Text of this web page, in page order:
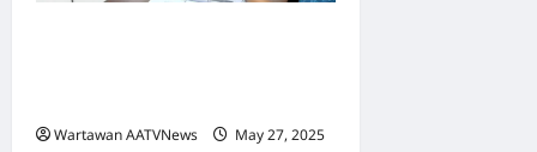
Wartawan AATVNews
May 27, 2025